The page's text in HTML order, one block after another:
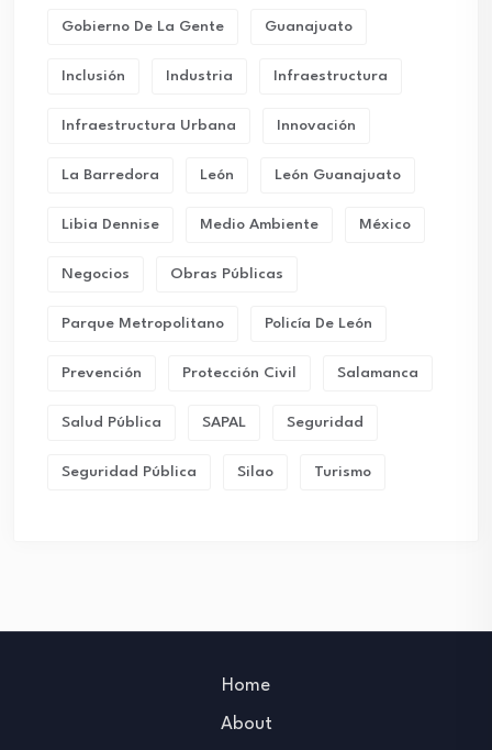
Gobierno De La Gente Guanajuato
Inclusión Industria Infraestructura
Infraestructura Urbana Innovación
La Barredora León León Guanajuato
Libia Dennise Medio Ambiente México
Negocios Obras Públicas
Parque Metropolitano Policía De León
Prevención Protección Civil Salamanca
Salud Pública SAPAL Seguridad
Seguridad Pública Silao Turismo
Home
About